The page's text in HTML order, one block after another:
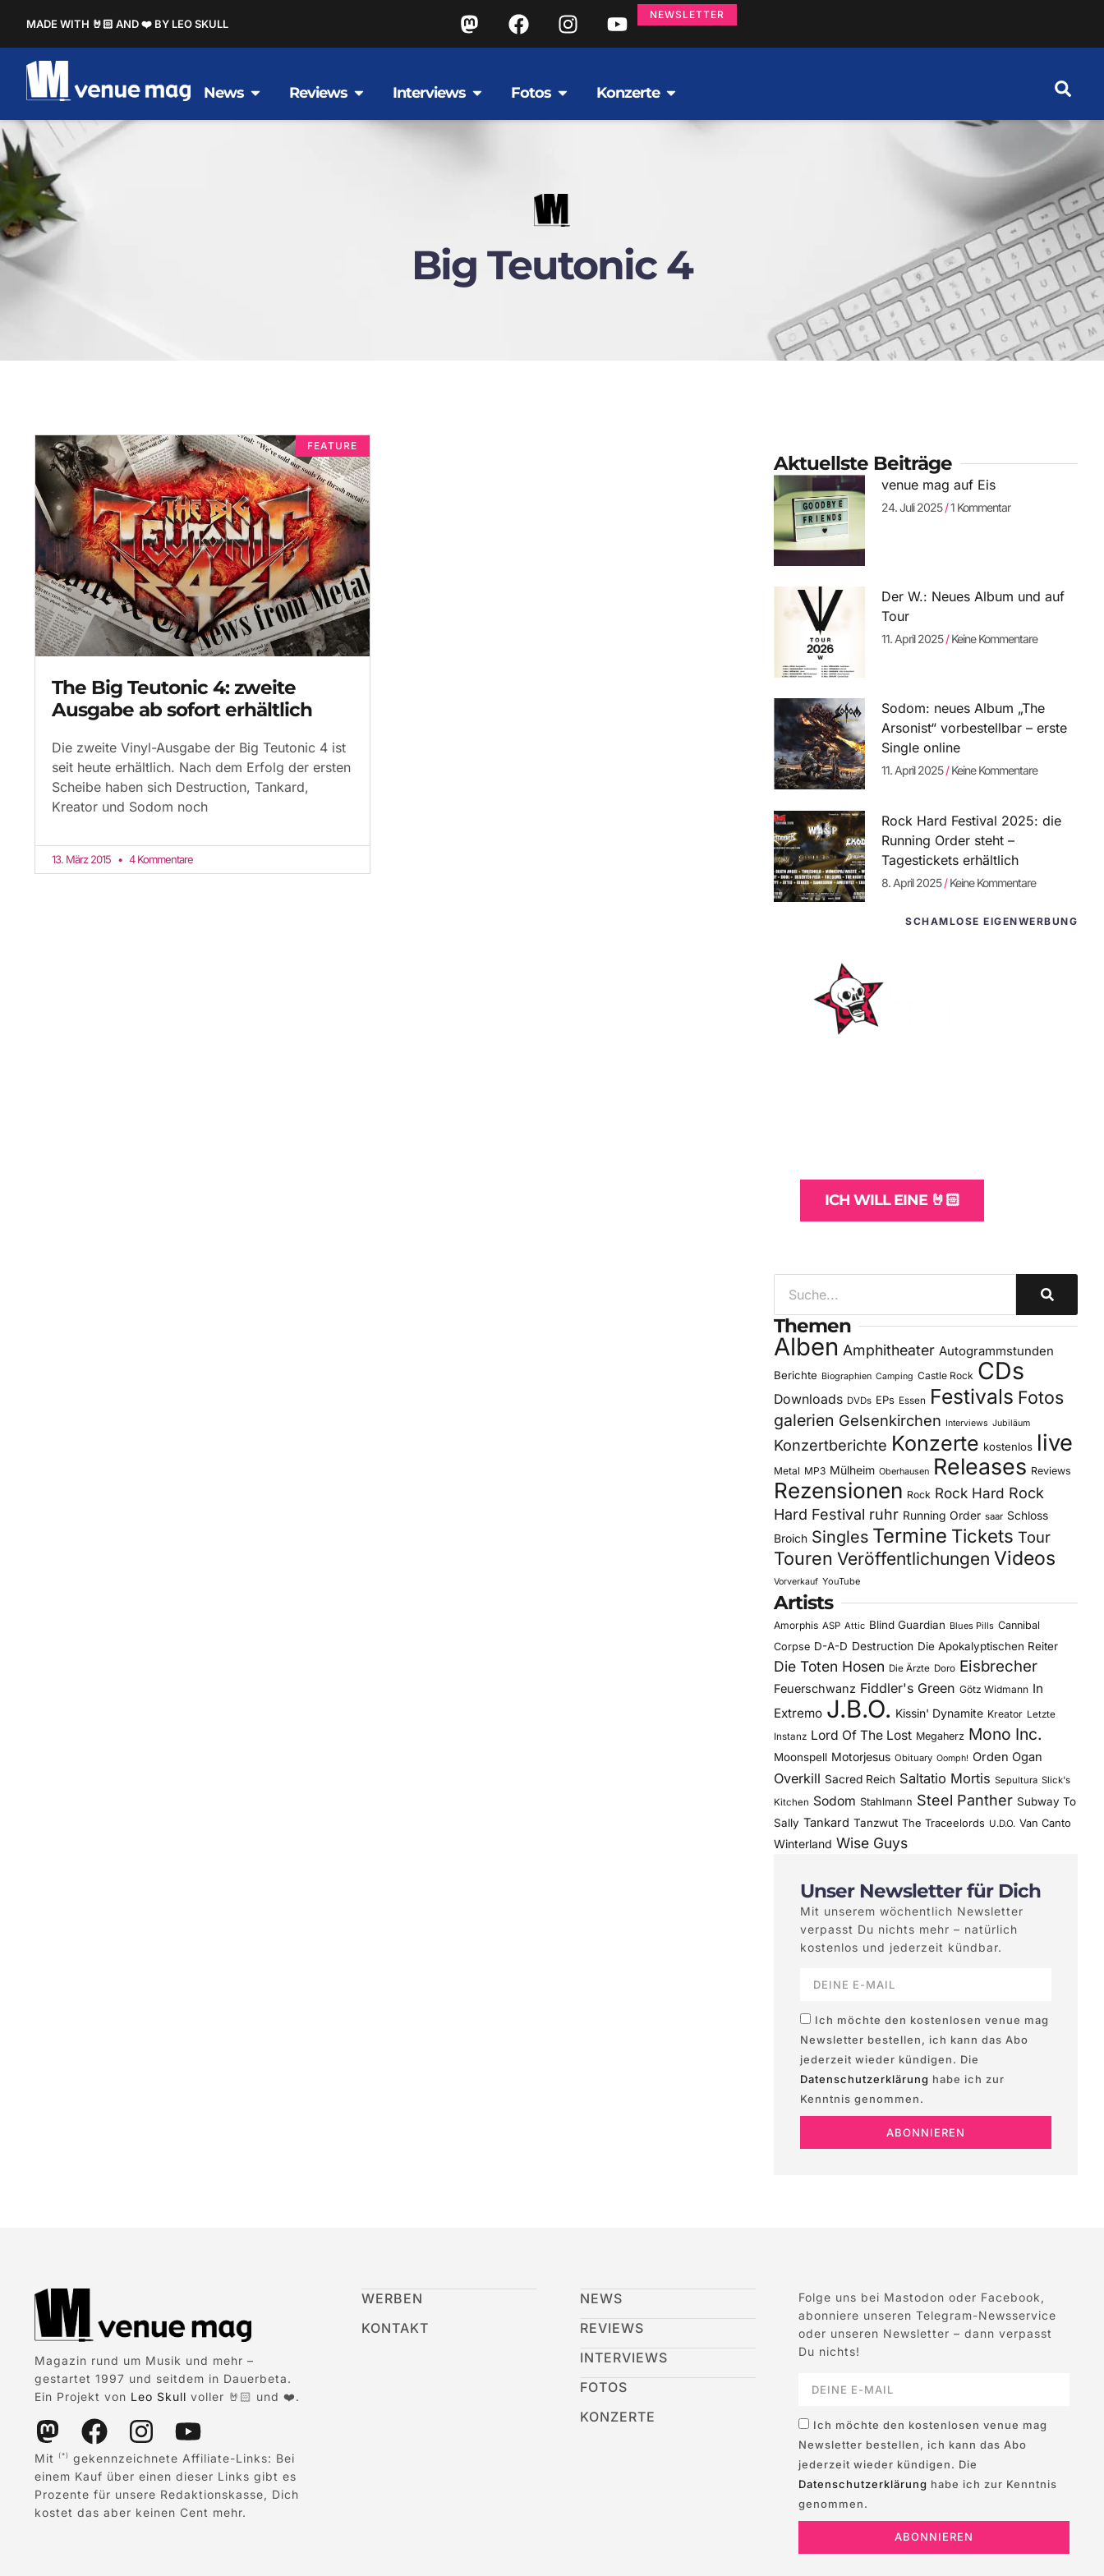
MADE WITH 🤘🏻 AND ❤️ BY LEO SKULL
NEWSLETTER
News Reviews Interviews Fotos Konzerte
Big Teutonic 4
FEATURE
The Big Teutonic 4: zweite
Ausgabe ab sofort erhältlich
Die zweite Vinyl-Ausgabe der Big Teutonic 4 ist
seit heute erhältlich. Nach dem Erfolg der ersten
Scheibe haben sich Destruction, Tankard,
Kreator und Sodom noch
13. März 2015 4 Kommentare
Aktuellste Beiträge
venue mag auf Eis
24. Juli 2025 1 Kommentar
Der W.: Neues Album und auf
Tour
11. April 2025 Keine Kommentare
Sodom: neues Album „The
Arsonist“ vorbestellbar – erste
Single online
11. April 2025 Keine Kommentare
Rock Hard Festival 2025: die
Running Order steht –
Tagestickets erhältlich
8. April 2025 Keine Kommentare
SCHAMLOSE EIGENWERBUNG
ICH WILL EINE 🤘🏻
Themen
Alben Amphitheater Autogrammstunden
Berichte Biographien Camping Castle Rock CDs
Downloads DVDs EPs Essen Festivals Fotos
galerien Gelsenkirchen Interviews Jubiläum
Konzertberichte Konzerte kostenlos live
Metal MP3 Mülheim Oberhausen Releases Reviews
Rezensionen Rock Rock Hard Rock
Hard Festival ruhr Running Order saar Schloss
Broich Singles Termine Tickets Tour
Touren Veröffentlichungen Videos
Vorverkauf YouTube
Artists
Amorphis ASP Attic Blind Guardian Blues Pills Cannibal
Corpse D-A-D Destruction Die Apokalyptischen Reiter
Die Toten Hosen Die Ärzte Doro Eisbrecher
Feuerschwanz Fiddler's Green Götz Widmann In
Extremo J.B.O. Kissin' Dynamite Kreator Letzte
Instanz Lord Of The Lost Megaherz Mono Inc.
Moonspell Motorjesus Obituary Oomph! Orden Ogan
Overkill Sacred Reich Saltatio Mortis Sepultura Slick's
Kitchen Sodom Stahlmann Steel Panther Subway To
Sally Tankard Tanzwut The Traceelords U.D.O. Van Canto
Winterland Wise Guys
Unser Newsletter für Dich
Mit unserem wöchentlich Newsletter
verpasst Du nichts mehr – natürlich
kostenlos und jederzeit kündbar.
Ich möchte den kostenlosen venue mag
Newsletter bestellen, ich kann das Abo
jederzeit wieder kündigen. Die
Datenschutzerklärung habe ich zur
Kenntnis genommen.
ABONNIEREN
Magazin rund um Musik und mehr –
gestartet 1997 und seitdem in Dauerbeta.
Ein Projekt von Leo Skull voller 🤘🏻 und ❤️.
Mit (*)
gekennzeichnete Affiliate-Links: Bei
einem Kauf über einen dieser Links gibt es
Prozente für unsere Redaktionskasse, Dich
kostet das aber keinen Cent mehr.
WERBEN
KONTAKT
NEWS
REVIEWS
INTERVIEWS
FOTOS
KONZERTE
Folge uns bei Mastodon oder Facebook,
abonniere unseren Telegram-Newsservice
oder unseren Newsletter – dann verpasst
Du nichts!
Ich möchte den kostenlosen venue mag
Newsletter bestellen, ich kann das Abo
jederzeit wieder kündigen. Die
Datenschutzerklärung habe ich zur Kenntnis
genommen.
ABONNIEREN